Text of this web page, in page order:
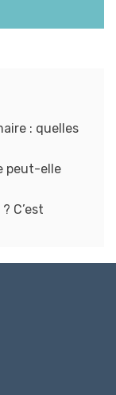
: quelles
peut-elle
C’est